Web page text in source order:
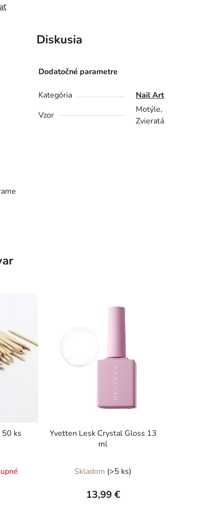
Diskusia
Dodatočné parametre
Kategória
Nail Art
Vzor
Motýle,
Zvieratá
50 ks
Yvetten Lesk Crystal Gloss 13
ml
hodnotenie
produktu
Skladom (>5 ks)
13,99 €